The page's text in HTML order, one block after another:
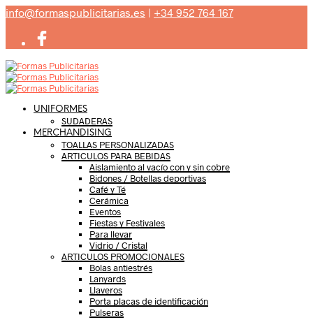
info@formaspublicitarias.es | +34 952 764 167
UNIFORMES
SUDADERAS
MERCHANDISING
TOALLAS PERSONALIZADAS
ARTICULOS PARA BEBIDAS
Aislamiento al vacío con y sin cobre
Bidones / Botellas deportivas
Café y Té
Cerámica
Eventos
Fiestas y Festivales
Para llevar
Vidrio / Cristal
ARTICULOS PROMOCIONALES
Bolas antiestrés
Lanyards
Llaveros
Porta placas de identificación
Pulseras